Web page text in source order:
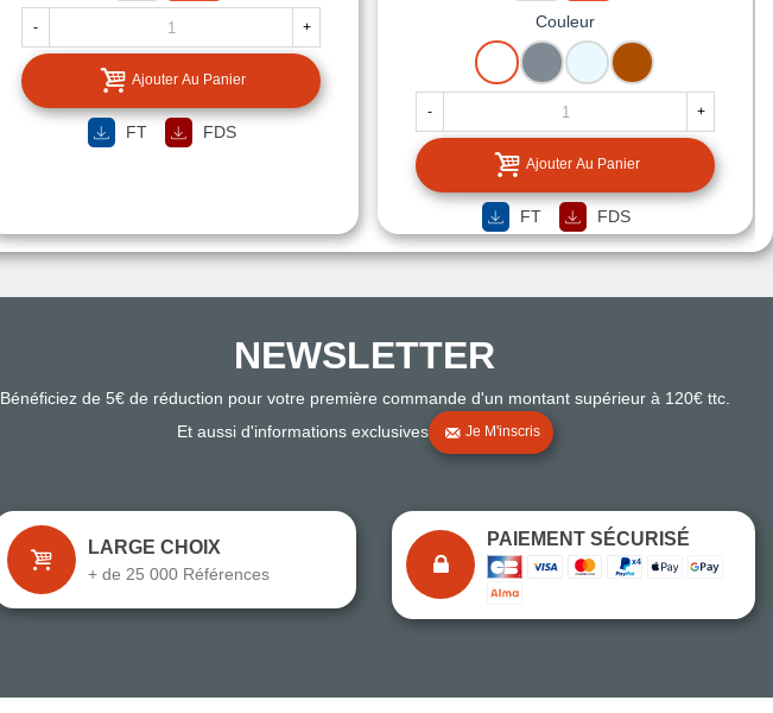
- +
Ajouter Au Panier
FT FDS
Couleur
BLANC GRIS TRANSLUCIDE
TERRE
CUITE
- +
Ajouter Au Panier
FT FDS
NEWSLETTER
Bénéficiez de 5€ de réduction pour votre première commande d'un montant supérieur à 120€ ttc.
Et aussi d'informations exclusives
Je M'inscris
LARGE CHOIX
+ de 25 000 Références
PAIEMENT SÉCURISÉ